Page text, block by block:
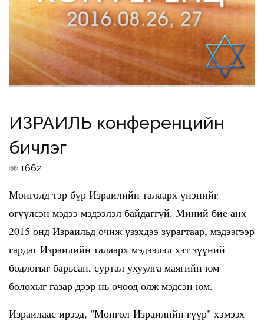
ИЗРАИЛЬ конференцийн
бичлэг
1662
Монголд тэр бүр Израилийн талаарх үнэнийг
өгүүлсэн мэдээ мэдээлэл байдаггүй. Миний бие анх
2015 онд Израильд очиж үзэхдээ зурагтаар, мэдээгээр
гардаг Израилийн талаарх мэдээлэл хэт зүүний
бодлогыг барьсан, суртал ухуулга маягийн юм
болохыг газар дээр нь очоод олж мэдсэн юм.
Израилаас ирээд, "Монгол-Израилийн гүүр" хэмээх